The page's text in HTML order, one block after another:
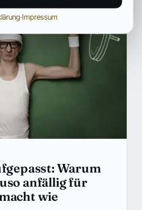
Warum
anfällig für
wie
·Impressum